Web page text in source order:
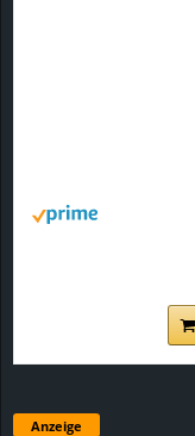
Anzeige